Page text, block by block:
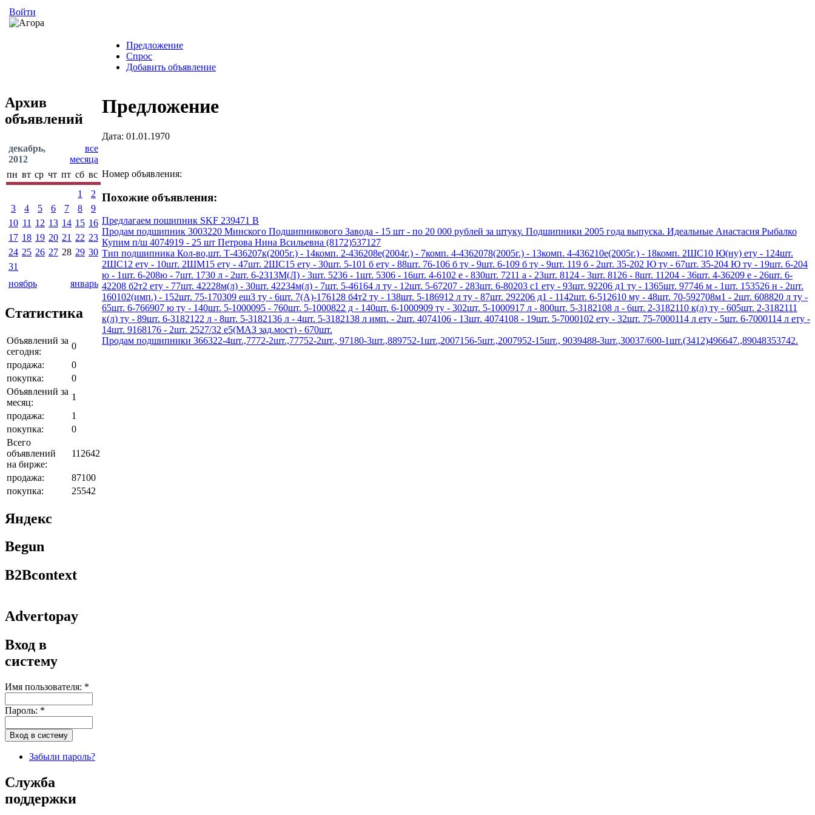
Войти
Предложение
Спрос
Добавить объявление
Архив
объявлений
декабрь,
2012
все
месяца
пн вт ср чт пт сб вс
1
2
3
4 5 6 7 8
9
10 11 12 13 14 15 16
17 18 19 20 21 22 23
24 25 26 27 28 29 30
31
ноябрь
январь
Статистика
Объявлений за
сегодня:
0
продажа:
0
покупка:
0
Объявлений за
месяц:
1
продажа:
1
покупка:
0
Всего
объявлений
на бирже:
112642
продажа:
87100
покупка:
25542
Яндекс
Begun
B2Bcontext
Advertopay
Вход в
систему
Имя пользователя: *
Пароль: *
Забыли пароль?
Служба
поддержки
Предложение
Дата: 01.01.1970
Номер объявления:
Похожие объявления:
Предлагаем пошипник SKF 239471 B
Продам подшипник 3003220 Минского Подшипникового Завода - 15 шт - по 20 000 рублей за штуку. Подшипники 2005 года выпуска. Идеальные Анастасия Рыбалко
Купим п/ш 4074919 - 25 шт Петрова Нина Всильевна (8172)537127
Тип подшипника Кол-во,шт. Т-436207к(2005г.) - 14комп. 2-436208е(2004г.) - 7комп. 4-4362078(2005г.) - 13комп. 4-436210е(2005г.) - 18комп. 2ШС10 Ю(ну) ету - 124шт.
2ШС12 ету - 10шт. 2ШМ15 ету - 47шт. 2ШС15 ету - 30шт. 5-101 б ету - 88шт. 76-106 б ту - 9шт. 6-109 б ту - 9шт. 119 б - 2шт. 35-202 Ю ту - 67шт. 35-204 Ю ту - 19шт. 6-204
ю - 1шт. 6-208ю - 7шт. 1730 л - 2шт. 6-2313М(Л) - 3шт. 5236 - 1шт. 5306 - 16шт. 4-6102 е - 830шт. 7211 а - 23шт. 8124 - 3шт. 8126 - 8шт. 11204 - 36шт. 4-36209 е - 26шт. 6-
42208 б2т2 ету - 77шт. 42228м(л) - 30шт. 42234м(л) - 7шт. 5-46164 л ту - 12шт. 5-67207 - 283шт. 6-80203 с1 ету - 93шт. 92206 д1 ту - 1365шт. 97746 м - 1шт. 153526 н - 2шт.
160102(имп.) - 152шт. 75-170309 еш3 ту - 6шт. 7(А)-176128 б4т2 ту - 138шт. 5-186912 л ту - 87шт. 292206 д1 - 1142шт. 6-512610 му - 48шт. 70-592708м1 - 2шт. 608820 л ту -
65шт. 6-766907 ю ту - 140шт. 5-1000095 - 760шт. 5-1000822 д - 140шт. 6-1000909 ту - 302шт. 5-1000917 л - 800шт. 5-3182108 л - 6шт. 2-3182110 к(л) ту - 605шт. 2-3182111
к(л) ту - 89шт. 6-3182122 л - 8шт. 5-3182136 л - 4шт. 5-3182138 л имп. - 2шт. 4074106 - 13шт. 4074108 - 19шт. 5-7000102 ету - 32шт. 75-7000114 л ету - 5шт. 6-7000114 л ету -
14шт. 9168176 - 2шт. 2527/32 е5(МАЗ зад.мост) - 670шт.
Продам подшипники 366322-4шт.,7772-2шт.,77752-2шт., 97180-3шт.,889752-1шт.,2007156-5шт.,2007952-15шт., 9039488-3шт.,30037/600-1шт.(3412)496647.,89048353742.